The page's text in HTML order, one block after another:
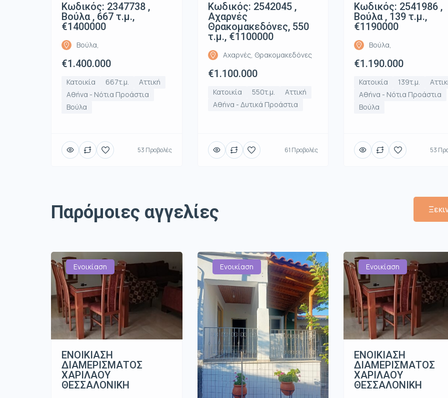
Κωδικός: 2347738 ,
Βούλα , 667 τ.μ.,
€1400000
Βούλα,
€1.400.000
Κατοικία 667τ.μ.
Αττική
Αθήνα - Νότια Προάστια
Βούλα
53 Προβολές
Κωδικός: 2542045 ,
Αχαρνές
Θρακομακεδόνες, 550
τ.μ., €1100000
Αχαρνές, Θρακομακεδόνες
€1.100.000
Κατοικία 550τ.μ.
Αττική
Αθήνα - Δυτικά Προάστια
61 Προβολές
Κωδικός: 2541986 ,
Βούλα , 139 τ.μ.,
€1190000
Βούλα,
€1.190.000
Κατοικία 139τ.μ.
Αθήνα - Νότια Προάστια
Βούλα
53
Παρόμοιες αγγελίες
Ενοικίαση
ΕΝΟΙΚΙΑΣΗ
ΔΙΑΜΕΡΙΣΜΑΤΟΣ
ΧΑΡΙΛΑΟΥ
ΘΕΣΣΑΛΟΝΙΚΗ
Ενοικίαση Ενοικίαση
ΕΝΟΙΚΙΑΣΗ
ΔΙΑΜΕΡΙΣΜΑΤΟΣ
ΧΑΡΙΛΑΟΥ
ΘΕΣΣΑΛΟΝΙΚΗ